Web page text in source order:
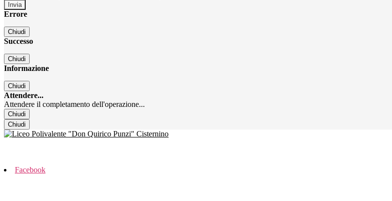
Errore
Chiudi
Successo
Chiudi
Informazione
Chiudi
Attendere...
Attendere il completamento dell'operazione...
Chiudi
Chiudi
Facebook